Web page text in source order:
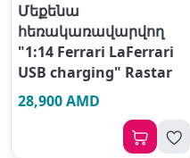
Մեքենա
հեռակառավարվող
"1:14 Ferrari LaFerrari
USB charging" Rastar
28,900 AMD